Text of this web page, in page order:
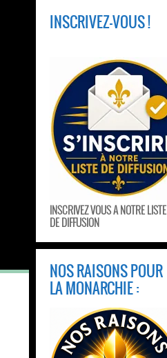
INSCRIVEZ-VOUS !
INSCRIVEZ VOUS A NOTRE LISTE
DE DIFFUSION
NOS RAISONS POUR
LA MONARCHIE :